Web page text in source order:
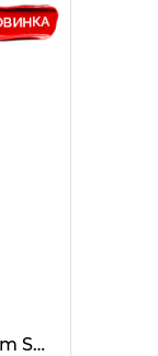
Muse Shielding Day Cream SPF 30